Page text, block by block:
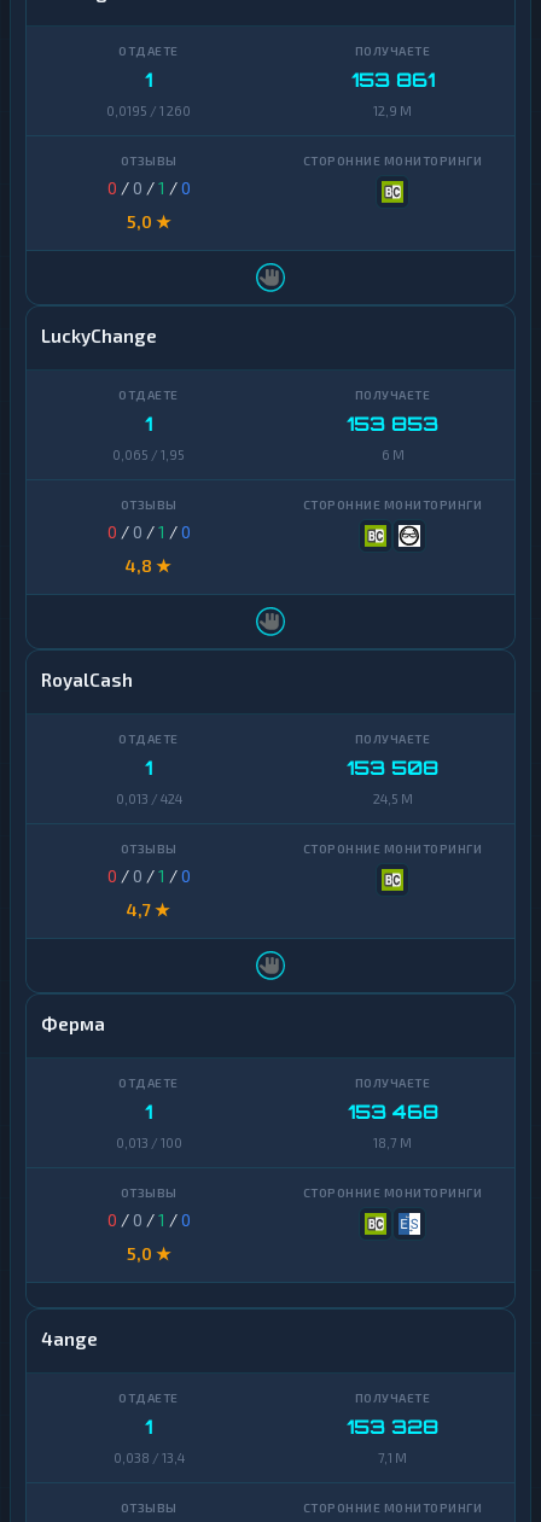
1
0,0195 / 1 260
153 861
12,9 M
0 / 0 /1 /0
5,0 ★
LuckyChange
1
0,065 / 1,95
153 853
6 M
0 / 0 /1 /0
4,8 ★
RoyalCash
1
0,013 / 424
153 508
24,5 M
0 / 0 /1 /0
4,7 ★
Ферма
1
0,013 / 100
153 468
18,7 M
0 / 0 /1 /0
5,0 ★
4ange
1
0,038 / 13,4
153 328
7,1 M